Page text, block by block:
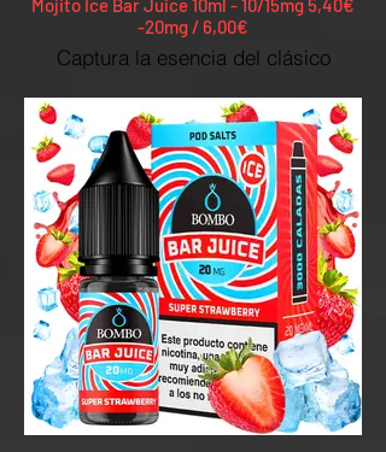
Mojito Ice Bar Juice 10ml - 10/15mg 5,40€
-20mg / 6,00€
Captura la esencia del clásico
de frescura intensa con un toque
dulce.